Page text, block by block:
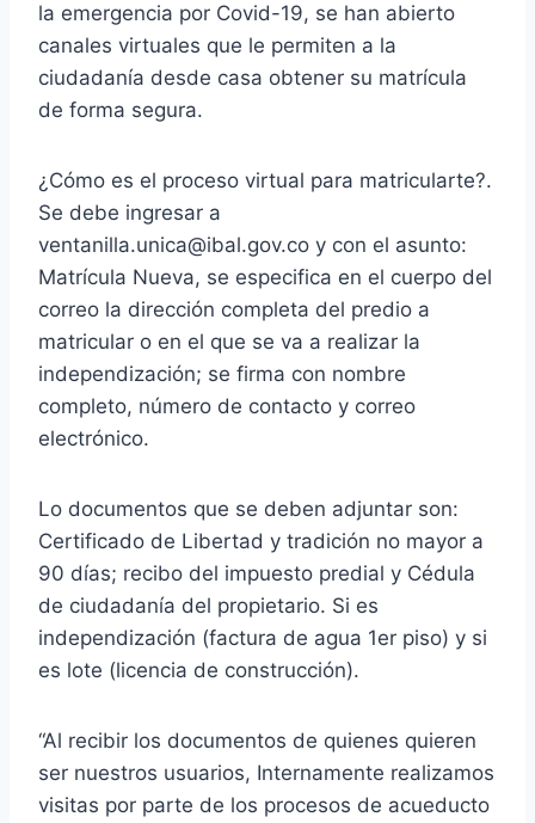
la emergencia por Covid-19, se han abierto
canales virtuales que le permiten a la
ciudadanía desde casa obtener su matrícula
de forma segura.
¿Cómo es el proceso virtual para matricularte?.
Se debe ingresar a
ventanilla.unica@ibal.gov.co y con el asunto:
Matrícula Nueva, se especifica en el cuerpo del
correo la dirección completa del predio a
matricular o en el que se va a realizar la
independización; se firma con nombre
completo, número de contacto y correo
electrónico.
Lo documentos que se deben adjuntar son:
Certificado de Libertad y tradición no mayor a
90 días; recibo del impuesto predial y Cédula
de ciudadanía del propietario. Si es
independización (factura de agua 1er piso) y si
es lote (licencia de construcción).
“Al recibir los documentos de quienes quieren
ser nuestros usuarios, Internamente realizamos
visitas por parte de los procesos de acueducto